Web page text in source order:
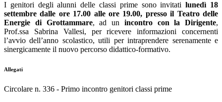
I genitori degli alunni delle classi prime sono invitatilunedì 18
settembre dalle ore 17.00 alle ore 19.00, presso il Teatro delle
Energie di Grottammare, ad un incontro con la Dirigente,
Prof.ssa Sabrina Vallesi, per ricevere informazioni concernenti
l’avvio dell’anno scolastico, utili per intraprendere serenamente e
sinergicamente il nuovo percorso didattico-formativo.
Allegati
Circolare n. 336 - Primo incontro genitori classi prime